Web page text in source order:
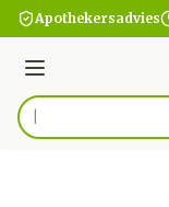
Ga naar de inhoud
Apothekersadvies
Menu
Product, merk,